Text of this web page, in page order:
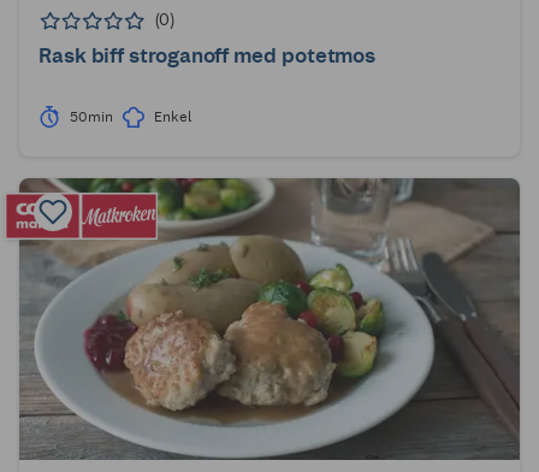
(0)
Rask biff stroganoff med potetmos
50min Enkel